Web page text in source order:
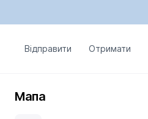
Відправити Отримати
Мапа